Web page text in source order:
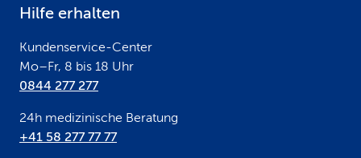
Hilfe erhalten
Kundenservice-Center
Mo–Fr, 8 bis 18 Uhr
0844 277 277
24h medizinische Beratung
+41 58 277 77 77